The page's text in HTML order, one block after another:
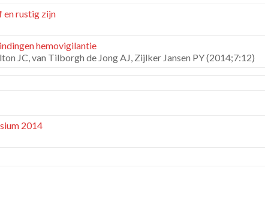
en rustig zijn
hemovigilantie
JC, van Tilborgh de Jong AJ, Zijlker Jansen PY (2014;7:12)
2014